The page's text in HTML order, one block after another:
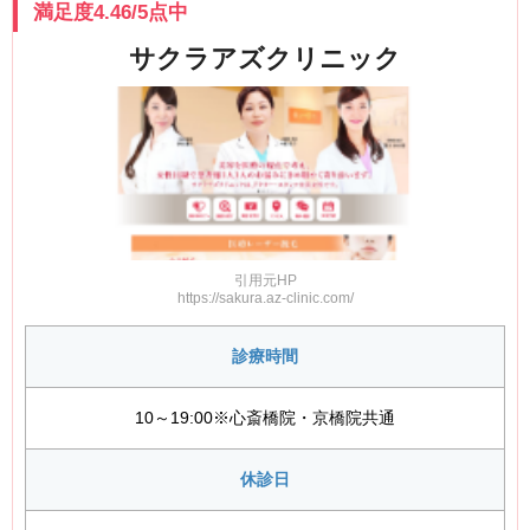
上本町皮フ科クリニック
DualClinic心斎橋
満足度4.46/5点中
サクラアズクリニック
引用元HP
https://sakura.az-clinic.com/
診療時間
10～19:00※心斎橋院・京橋院共通
休診日